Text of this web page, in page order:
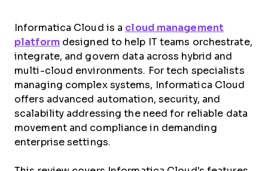
Informatica Cloud is a cloud management
platformdesigned to help IT teams orchestrate,
integrate, and govern data across hybrid and
multi-cloud environments. For tech specialists
managing complex systems, Informatica Cloud
offers advanced automation, security, and
scalability addressing the need for reliable data
movement and compliance in demanding
enterprise settings.